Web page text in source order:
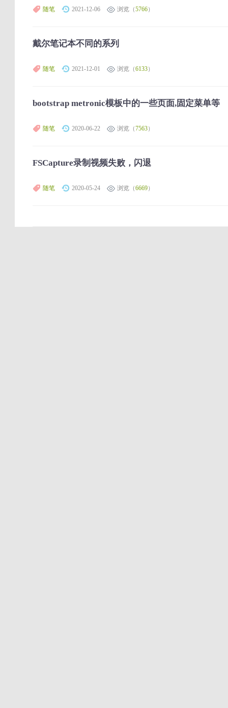
随笔 2021-12-06 浏览（5766）
戴尔笔记本不同的系列
随笔 2021-12-01 浏览（6133）
bootstrap metronic模板中的一些页面,固定菜单等
随笔 2020-06-22 浏览（7563）
FSCapture录制视频失败，闪退
随笔 2020-05-24 浏览（6669）